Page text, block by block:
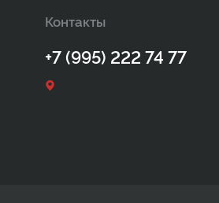
Контакты
+7 (995) 222 74 77